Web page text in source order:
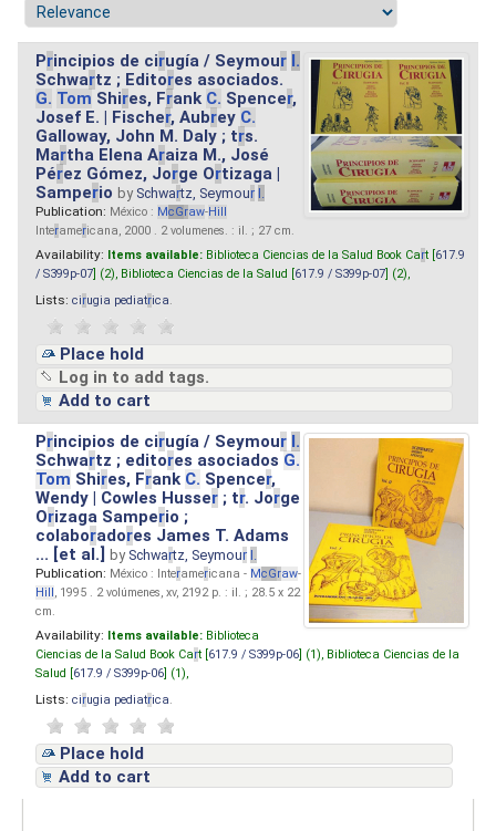
Principios de cirugía / Seymour I.
Schwartz ; Editores asociados.
G. Tom Shires, Frank C. Spencer,
Josef E. | Fischer, Aubrey C.
Galloway, John M. Daly ; trs.
Martha Elena Araiza M., José
Pérez Gómez, Jorge Ortizaga |
Samperio by Schwartz, Seymour I.
Publication: México : McGraw-Hill
Interamericana, 2000 . 2 volumenes. : il. ; 27 cm.
Availability: Items available: Biblioteca Ciencias de la Salud Book Cart [ 617.9
/ S399p-07 ] (2), Biblioteca Ciencias de la Salud [ 617.9 / S399p-07 ] (2),
Lists: cirugia pediatrica
Place hold
Log in to add tags.
Add to cart
Principios de cirugía / Seymour I.
Schwartz ; editores asociados G.
Tom Shires, Frank C. Spencer,
Wendy | Cowles Husser ; tr. Jorge
Orizaga Samperio ;
colaboradores James T. Adams
... [et al.]by Schwartz, Seymour I.
Publication: México : Interamericana - McGraw-
Hill, 1995 . 2 volúmenes, xv, 2192 p. : il. ; 28.5 x 22
cm.
Availability: Items available: Biblioteca
Ciencias de la Salud Book Cart [ 617.9 / S399p-06 ] (1), Biblioteca Ciencias de la
Salud [ 617.9 / S399p-06 ] (1),
Lists: cirugia pediatrica
Place hold
Add to cart